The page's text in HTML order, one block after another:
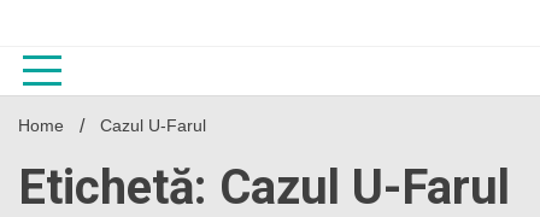
content
Home Cazul U-Farul
Etichetă: Cazul U-Farul